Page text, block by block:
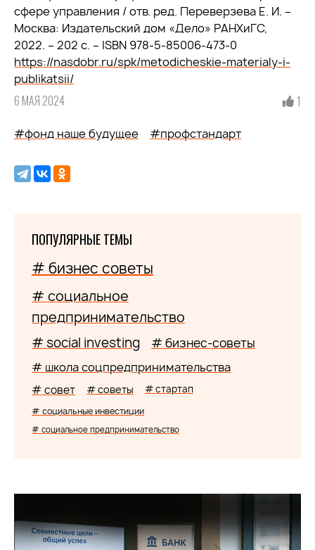
сфере управления / отв. ред. Переверзева Е. И. –
Москва: Издательский дом «Дело» РАНХиГС,
2022. – 202 с. – ISBN 978-5-85006-473-0
https://nasdobr.ru/spk/metodicheskie-materialy-i-
publikatsii/
6 МАЯ 2024 1
#фонд наше будущее #профстандарт
ПОПУЛЯРНЫЕ ТЕМЫ
# бизнес советы
# социальное
предпринимательство
# social investing # бизнес-советы
# школа соцпредпринимательства
# совет # советы # стартап
# социальные инвестиции
# социальное предпринимательство